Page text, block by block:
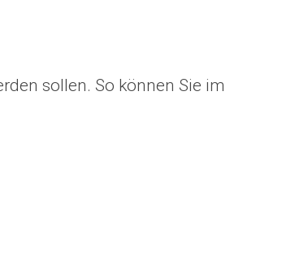
sollen. So können Sie im